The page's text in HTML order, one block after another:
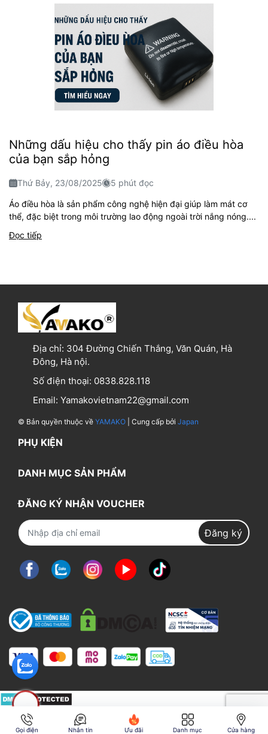
Những dấu hiệu cho thấy pin áo điều hòa
của bạn sắp hỏng
Thứ Bảy, 23/08/2025 5 phút đọc
Áo điều hòa là sản phẩm công nghệ hiện đại giúp làm mát cơ
thể, đặc biệt trong môi trường lao động ngoài trời nắng nóng....
Đọc tiếp
Địa chỉ: 304 Đường Chiến Thắng, Văn Quán, Hà
Đông, Hà nội.
Số điện thoại: 0838.828.118
Email: Yamakovietnam22@gmail.com
© Bản quyền thuộc về YAMAKO | Cung cấp bởi Japan
PHỤ KIỆN
DANH MỤC SẢN PHẨM
ĐĂNG KÝ NHẬN VOUCHER
Đăng ký
Gọi điện Nhắn tin Ưu đãi Danh mục Cửa hàng